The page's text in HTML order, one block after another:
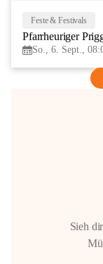
Feste & Festivals
Pfarrheuriger
So., 6. Sept.,
Sieh